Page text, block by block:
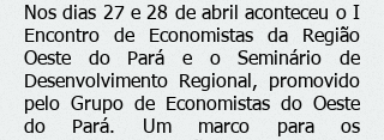
Nos dias 27 e 28 de abril aconteceu o I
Encontro de Economistas da Região
Oeste do Pará e o Seminário de
Desenvolvimento Regional, promovido
pelo Grupo de Economistas do Oeste
do Pará. Um marco para os